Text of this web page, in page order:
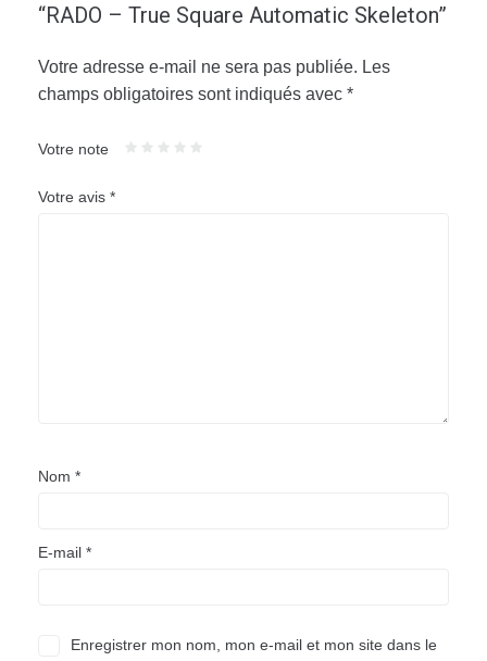
“RADO – True Square Automatic Skeleton”
Votre adresse e-mail ne sera pas publiée. Les
champs obligatoires sont indiqués avec *
Votre note
Votre avis *
Nom *
E-mail *
Enregistrer mon nom, mon e-mail et mon site dans le